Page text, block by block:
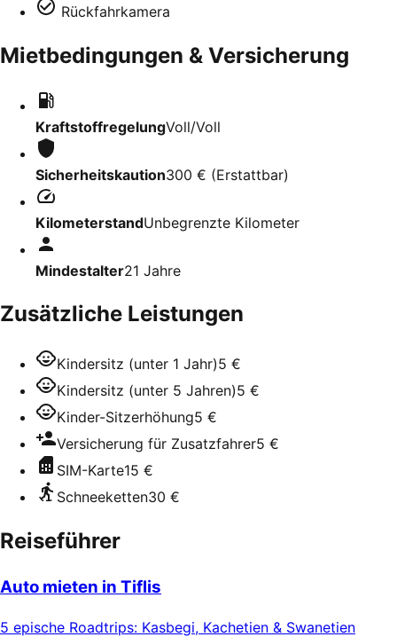
Rückfahrkamera
Mietbedingungen & Versicherung
KraftstoffregelungVoll/Voll
Sicherheitskaution300 € (Erstattbar)
KilometerstandUnbegrenzte Kilometer
Mindestalter21 Jahre
Zusätzliche Leistungen
Kindersitz (unter 1 Jahr)5 €
Kindersitz (unter 5 Jahren)5 €
Kinder-Sitzerhöhung5 €
Versicherung für Zusatzfahrer5 €
SIM-Karte15 €
Schneeketten30 €
Reiseführer
Auto mieten in Tiflis
5 epische Roadtrips: Kasbegi, Kachetien & Swanetien